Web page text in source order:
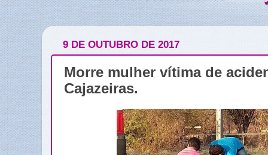
9 DE OUTUBRO DE 2017
Morre mulher vítima de
Cajazeiras.